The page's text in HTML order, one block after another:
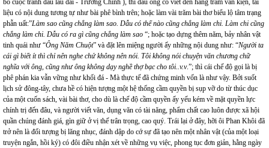
bỏ cuộc tranh đấu lâu dài - Trường Chinh ), thì dẫu ông có viết đến hằng trăm văn kiện, tài
liệu có nội dung tương tự như bài phê bình trên; hoặc làm vài trăm bài thơ biểu lộ tâm trạng
phẫn uất:”Làm sao cũng chẳng làm sao. Dẫu có thế nào cũng chẳng làm chi. Làm chi cũng
chẳng làm chi. Dẫu có ra gì cũng chẳng làm sao “; hoặc tạo dựng thêm năm, bảy nhân vật
tinh quái như “Ông Năm Chuột” và đặt lên miệng người ấy những nội dung như: “Người ta
cái gì biết ít thì chỉ nên nghe chứ không nên nói. Tôi không nói chuyện văn chương chữ
nghĩa với ông, cũng như ông không dạy nghề thợ bạc cho tôi..v.v.”; thì cái chế độ gọi là bị
phê phán kia vẫn vững như khối đá - Mà thực tế đã chứng minh vốn là như vậy. Bởi suốt
lịch sử đông-tây, chưa hề có hiện tượng một hệ thống cầm quyền bị sụp vỡ do từ thúc dục
của một cuốn sách, vài bài thơ, cho dù là chế độ cầm quyền ấy yếu kém về mặt quyền lực
chính trị đến đâu, và người viết văn, dụng văn có tài năng, phẩm chất cao luôn được xã hội
quần chúng đánh giá, gìn giữ ở vị thế trân trọng, cao quý. Trái lại ở đây, hỡi ôi Phan Khôi đã
trở nên là đối tượng bị lăng nhục, đánh dập do cớ sự đã tạo nên một nhân vật (của một loại
truyện ngắn, hồi ký) có đôi điều nhận xét về những vụ việc, phong tục đơn giản, hằng ngày